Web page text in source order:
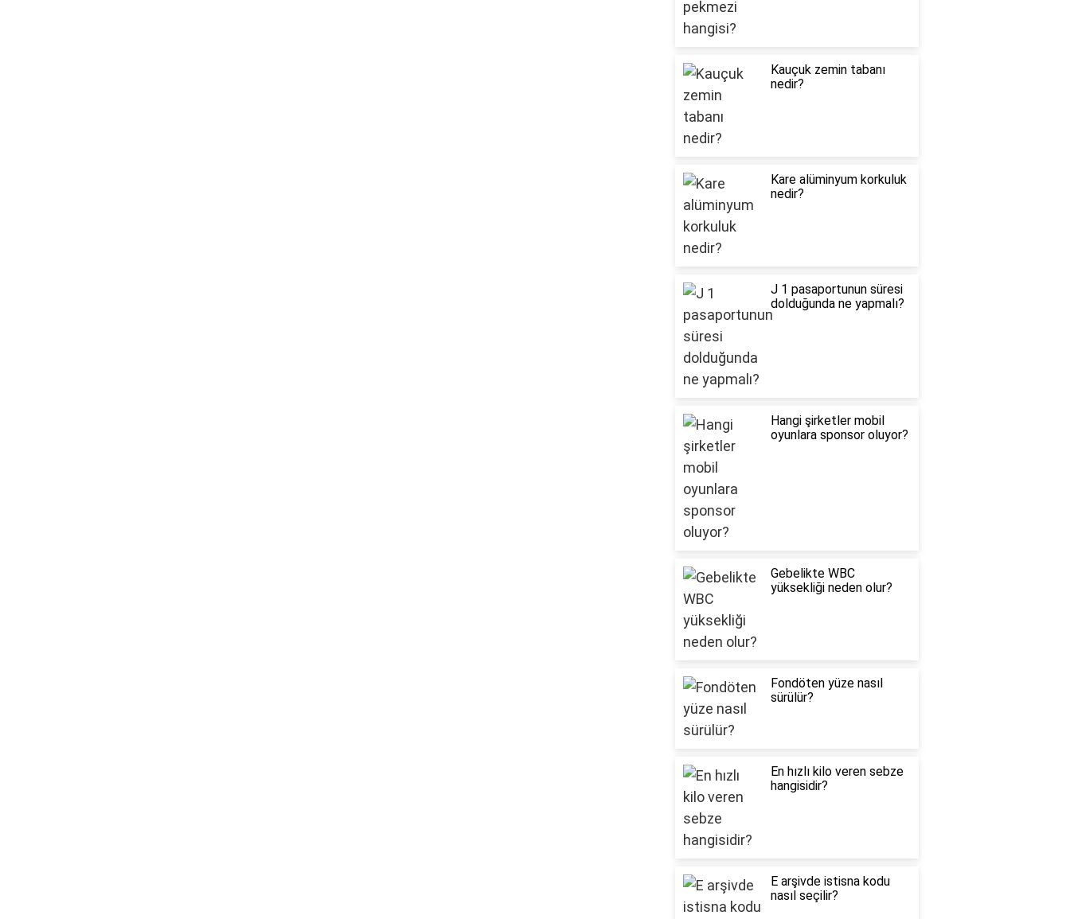
Kauçuk zemin tabanı
nedir?
Kare alüminyum korkuluk
nedir?
J 1 pasaportunun süresi
dolduğunda ne yapmalı?
Hangi şirketler mobil
oyunlara sponsor oluyor?
Gebelikte WBC
yüksekliği neden olur?
Fondöten yüze nasıl
sürülür?
En hızlı kilo veren sebze
hangisidir?
E arşivde istisna kodu
nasıl seçilir?